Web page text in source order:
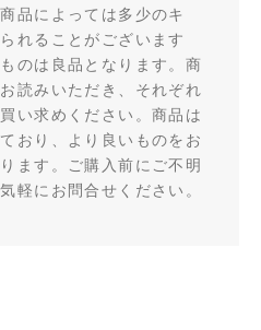
品によっては多少のキ
れることがございます
のは良品となります。商
読みいただき、それぞれ
い求めください。商品は
おり、より良いものをお
ます。ご購入前にご不明
軽にお問合せください。